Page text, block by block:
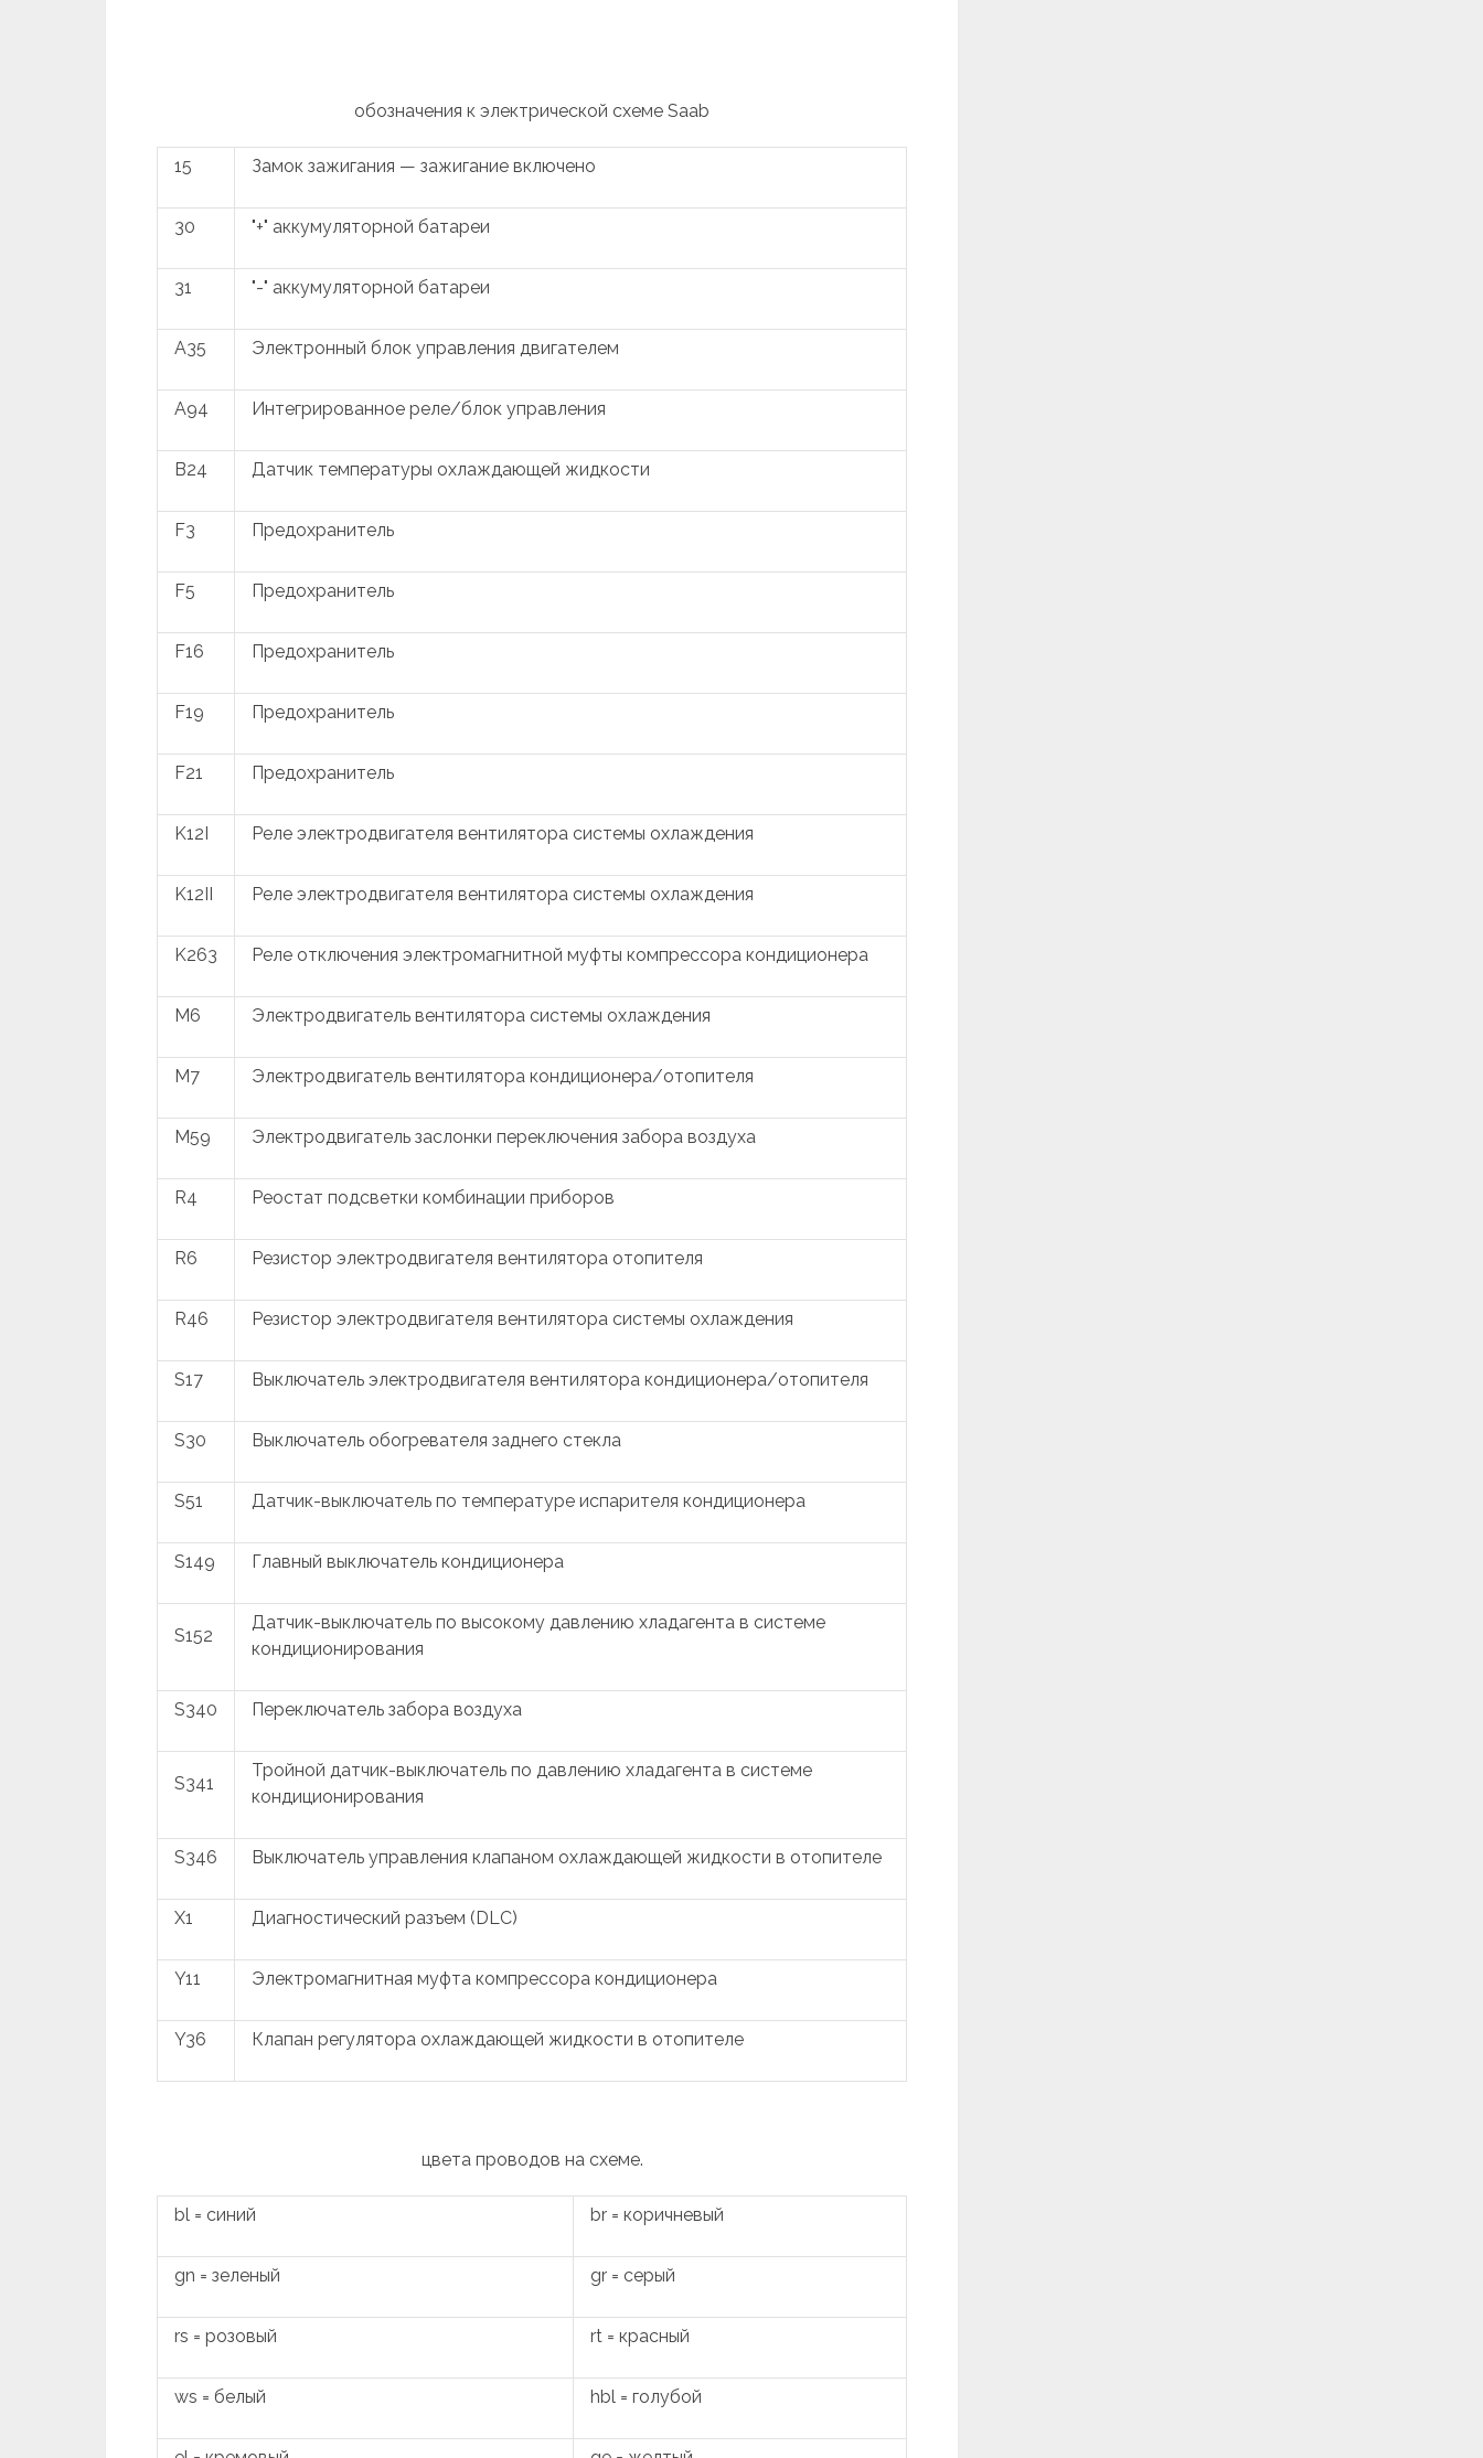
обозначения к электрической схеме Saab
15 Замок зажигания — зажигание включено
30 "+" аккумуляторной батареи
31 "-" аккумуляторной батареи
A35 Электронный блок управления двигателем
A94 Интегрированное реле/блок управления
B24 Датчик температуры охлаждающей жидкости
F3 Предохранитель
F5 Предохранитель
F16 Предохранитель
F19 Предохранитель
F21 Предохранитель
K12I Реле электродвигателя вентилятора системы охлаждения
K12II Реле электродвигателя вентилятора системы охлаждения
K263 Реле отключения электромагнитной муфты компрессора кондиционера
M6 Электродвигатель вентилятора системы охлаждения
M7 Электродвигатель вентилятора кондиционера/отопителя
M59 Электродвигатель заслонки переключения забора воздуха
R4 Реостат подсветки комбинации приборов
R6 Резистор электродвигателя вентилятора отопителя
R46 Резистор электродвигателя вентилятора системы охлаждения
S17 Выключатель электродвигателя вентилятора кондиционера/отопителя
S30 Выключатель обогревателя заднего стекла
S51 Датчик-выключатель по температуре испарителя кондиционера
S149 Главный выключатель кондиционера
S152
Датчик-выключатель по высокому давлению хладагента в системе
кондиционирования
S340 Переключатель забора воздуха
S341
Тройной датчик-выключатель по давлению хладагента в системе
кондиционирования
S346 Выключатель управления клапаном охлаждающей жидкости в отопителе
X1 Диагностический разъем (DLC)
Y11 Электромагнитная муфта компрессора кондиционера
Y36 Клапан регулятора охлаждающей жидкости в отопителе
цвета проводов на схеме.
bl = синий br = коричневый
gn = зеленый gr = серый
rs = розовый rt = красный
ws = белый hbl = голубой